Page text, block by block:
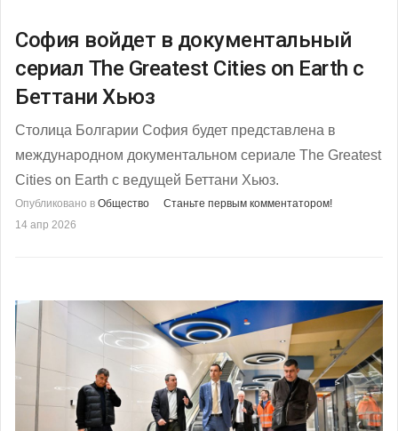
София войдет в документальный
сериал The Greatest Cities on Earth с
Беттани Хьюз
Столица Болгарии София будет представлена ​​в
международном документальном сериале The Greatest
Cities on Earth с ведущей Беттани Хьюз.
Опубликовано в Общество
Станьте первым комментатором!
14 апр 2026